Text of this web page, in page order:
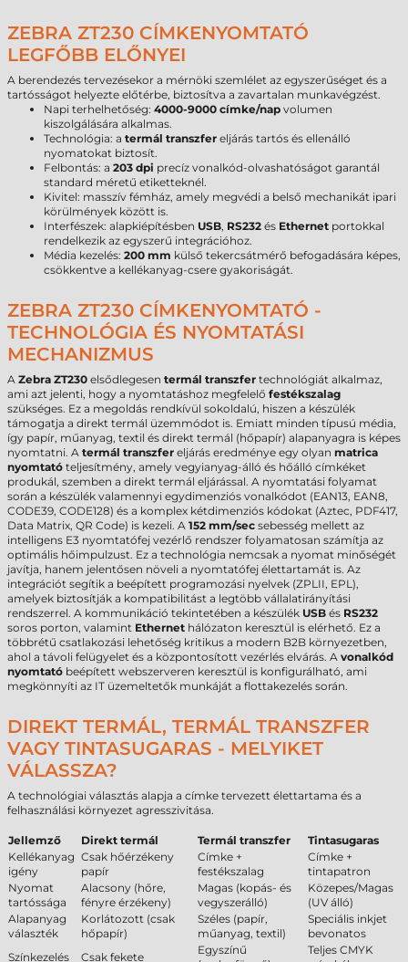
ZEBRA ZT230 CÍMKENYOMTATÓ
LEGFŐBB ELŐNYEI
A berendezés tervezésekor a mérnöki szemlélet az egyszerűséget és a
tartósságot helyezte előtérbe, biztosítva a zavartalan munkavégzést.
Napi terhelhetőség: 4000-9000 címke/nap volumen
kiszolgálására alkalmas.
Technológia: a termál transzfer eljárás tartós és ellenálló
nyomatokat biztosít.
Felbontás: a 203 dpi precíz vonalkód-olvashatóságot garantál
standard méretű etiketteknél.
Kivitel: masszív fémház, amely megvédi a belső mechanikát ipari
körülmények között is.
Interfészek: alapkiépítésben USB, RS232 és Ethernet portokkal
rendelkezik az egyszerű integrációhoz.
Média kezelés: 200 mm külső tekercsátmérő befogadására képes,
csökkentve a kellékanyag-csere gyakoriságát.
ZEBRA ZT230 CÍMKENYOMTATÓ -
TECHNOLÓGIA ÉS NYOMTATÁSI
MECHANIZMUS
A Zebra ZT230 elsődlegesen termál transzfer technológiát alkalmaz,
ami azt jelenti, hogy a nyomtatáshoz megfelelő festékszalag
szükséges. Ez a megoldás rendkívül sokoldalú, hiszen a készülék
támogatja a direkt termál üzemmódot is. Emiatt minden típusú média,
így papír, műanyag, textil és direkt termál (hőpapír) alapanyagra is képes
nyomtatni. A termál transzfer eljárás eredménye egy olyan matrica
nyomtató teljesítmény, amely vegyianyag-álló és hőálló címkéket
produkál, szemben a direkt termál eljárással. A nyomtatási folyamat
során a készülék valamennyi egydimenziós vonalkódot (EAN13, EAN8,
CODE39, CODE128) és a komplex kétdimenziós kódokat (Aztec, PDF417,
Data Matrix, QR Code) is kezeli. A 152 mm/sec sebesség mellett az
intelligens E3 nyomtatófej vezérlő rendszer folyamatosan számítja az
optimális hőimpulzust. Ez a technológia nemcsak a nyomat minőségét
javítja, hanem jelentősen növeli a nyomtatófej élettartamát is. Az
integrációt segítik a beépített programozási nyelvek (ZPLII, EPL),
amelyek biztosítják a kompatibilitást a legtöbb vállalatirányítási
rendszerrel. A kommunikáció tekintetében a készülék USB és RS232
soros porton, valamint Ethernet hálózaton keresztül is elérhető. Ez a
többrétű csatlakozási lehetőség kritikus a modern B2B környezetben,
ahol a távoli felügyelet és a központosított vezérlés elvárás. A vonalkód
nyomtató beépített webszerveren keresztül is konfigurálható, ami
megkönnyíti az IT üzemeltetők munkáját a flottakezelés során.
DIREKT TERMÁL, TERMÁL TRANSZFER
VAGY TINTASUGARAS - MELYIKET
VÁLASSZA?
A technológiai választás alapja a címke tervezett élettartama és a
felhasználási környezet agresszivitása.
Jellemző Direkt termál Termál transzfer
Tintasugaras
Kellékanyag
igény
Csak hőérzékeny
papír
Címke +
festékszalag
Címke +
tintapatron
Nyomat
tartóssága
Alacsony (hőre,
fényre érzékeny)
Magas (kopás- és
vegyszerálló)
Közepes/Magas
(UV álló)
Alapanyag
választék
Korlátozott (csak
hőpapír)
Széles (papír,
műanyag, textil)
Speciális inkjet
bevonatos
Színkezelés
Csak fekete
Egyszínű
Teljes CMYK